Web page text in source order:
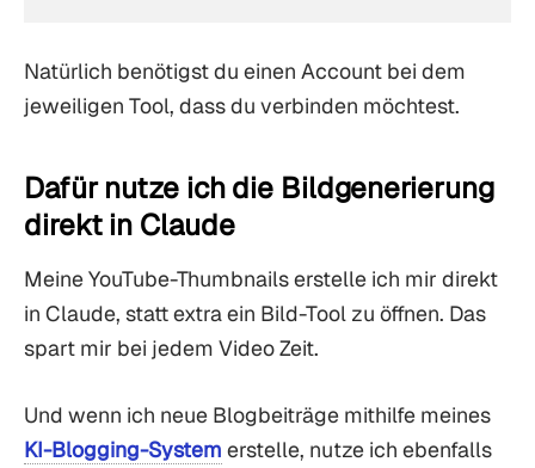
Natürlich benötigst du einen Account bei dem
jeweiligen Tool, dass du verbinden möchtest.
Dafür nutze ich die Bildgenerierung
direkt in Claude
Meine YouTube-Thumbnails erstelle ich mir direkt
in Claude, statt extra ein Bild-Tool zu öffnen. Das
spart mir bei jedem Video Zeit.
Und wenn ich neue Blogbeiträge mithilfe meines
KI-Blogging-System erstelle, nutze ich ebenfalls